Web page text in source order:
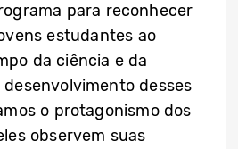
para reconhecer
estudantes ao
da ciência e da
desenvolvimento desses
o protagonismo dos
observem suas